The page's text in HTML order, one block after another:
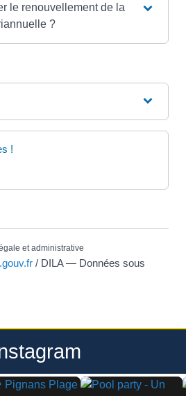
le renouvellement de la
?
!
et administrative
/ DILA — Données sous